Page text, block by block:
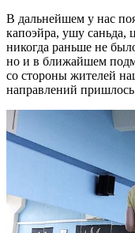
В дальнейшем у нас
капоэйра, ушу саньда,
никогда раньше не
но и в ближайшем
со стороны жителей
направлений пришлось